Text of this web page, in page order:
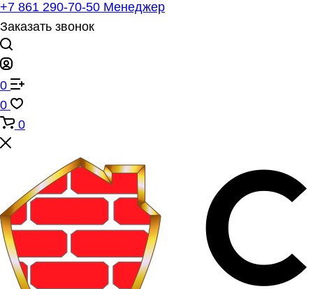
+7 861 290-70-50 Менеджер
Заказать звонок
0
0
0